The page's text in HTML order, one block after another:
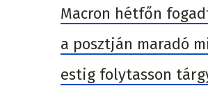
Macron hétfőn
a posztján maradó
estig folytasson